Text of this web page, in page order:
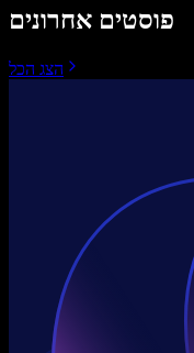
פוסטים אחרונים
הצג הכל